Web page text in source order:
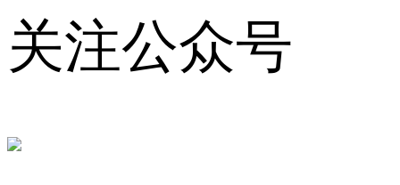
关注公众号